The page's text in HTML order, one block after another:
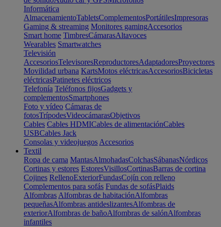
Informática
AlmacenamientoTabletsComplementosPortátilesImpresoras
Gaming & streaming Monitores gamingAccesorios
Smart home TimbresCámarasAltavoces
Wearables Smartwatches
Televisión
AccesoriosTelevisoresReproductoresAdaptadoresProyectores
Movilidad urbana KartsMotos eléctricasAccesoriosBicicletas
eléctricasPatinetes eléctricos
Telefonía Teléfonos fijosGadgets y
complementosSmartphones
Foto y vídeo Cámaras de
fotosTrípodesVideocámarasObjetivos
Cables Cables HDMICables de alimentaciónCables
USBCables Jack
Consolas y videojuegos Accesorios
Textil
Ropa de cama MantasAlmohadasColchasSábanasNórdicos
Cortinas y estores EstoresVisillosCortinasBarras de cortina
Cojines RellenoExteriorFundasCojín con relleno
Complementos para sofás Fundas de sofásPlaids
Alfombras Alfombras de habitaciónAlfombras
pequeñasAlfombras antideslizantesAlfombras de
exteriorAlfombras de bañoAlfombras de salónAlfombras
infantiles